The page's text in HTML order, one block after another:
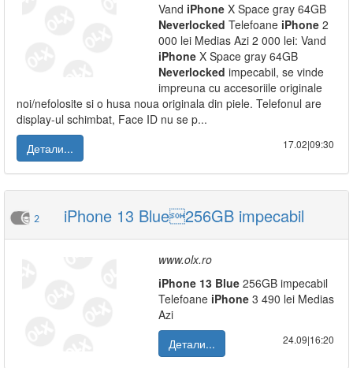
Vand iPhone X Space gray 64GB
Neverlocked Telefoane iPhone 2
000 lei Medias Azi 2 000 lei: Vand
iPhone X Space gray 64GB
Neverlocked impecabil, se vinde
impreuna cu accesoriile originale
noi/nefolosite si o husa noua originala din piele. Telefonul are
display-ul schimbat, Face ID nu se p...
Детали...
17.02|09:30
2 iPhone 13 Blue256GB impecabil
www.olx.ro
iPhone 13 Blue 256GB impecabil
Telefoane iPhone 3 490 lei Medias
Azi
Детали...
24.09|16:20